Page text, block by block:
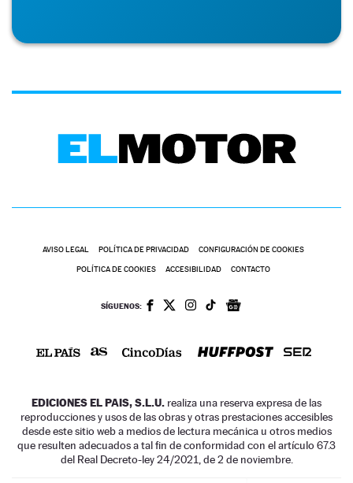
AVISO LEGAL POLÍTICA DE PRIVACIDAD CONFIGURACIÓN DE COOKIES
POLÍTICA DE COOKIES ACCESIBILIDAD CONTACTO
SÍGUENOS:
EDICIONES EL PAIS, S.L.U. realiza una reserva expresa de las
reproducciones y usos de las obras y otras prestaciones accesibles
desde este sitio web a medios de lectura mecánica u otros medios
que resulten adecuados a tal fin de conformidad con el artículo 67.3
del Real Decreto-ley 24/2021, de 2 de noviembre.